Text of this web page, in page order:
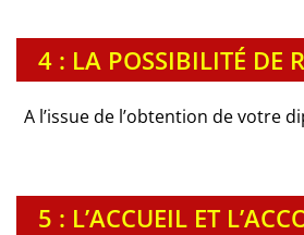
4 : LA POSSIBILITÉ DE
A l’issue de l’obtention de votre
5 : L’ACCUEIL ET